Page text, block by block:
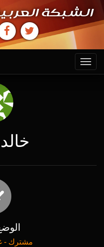
الشبكة
Toggle
navigation
مشترك -